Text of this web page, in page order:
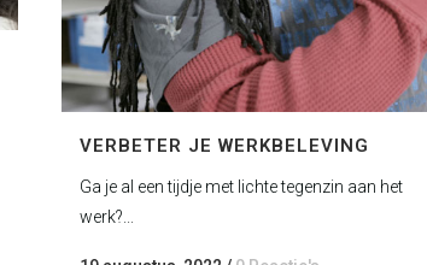
VERBETER JE WERKBELEVING
Ga je al een tijdje met lichte tegenzin aan het
werk?...